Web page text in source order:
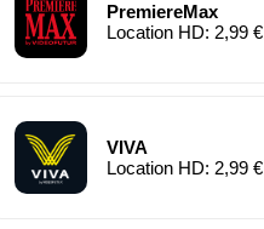
PremiereMax
Location HD: 2,99 €
VIVA
Location HD: 2,99 €